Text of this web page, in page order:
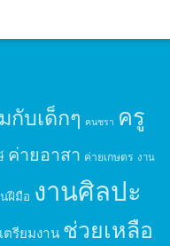
กับเด็กๆ คนชรา ครู
ค่ายอาสา ค่ายเกษตร งาน
ฝีมือ งานศิลปะ
ตรียมงาน ช่วยเหลือ